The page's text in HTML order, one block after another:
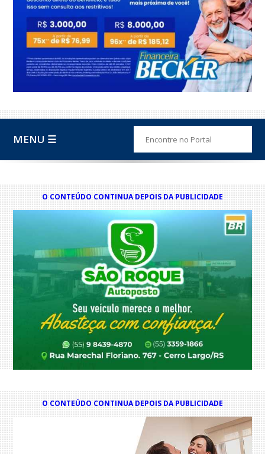
MENU ☰
O CONTEÚDO CONTINUA DEPOIS DA PUBLICIDADE
O CONTEÚDO CONTINUA DEPOIS DA PUBLICIDADE